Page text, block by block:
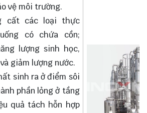
vệ môi trường.
cất các loại thực
có chứa cồn;
lượng sinh học,
giảm lượng nước.
sinh ra ở điểm sôi
phần lỏng ở tầng
quả tách hỗn hợp